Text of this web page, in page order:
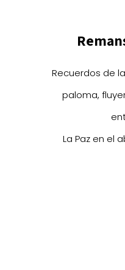
Recuerdos de
paloma,
La Paz en el